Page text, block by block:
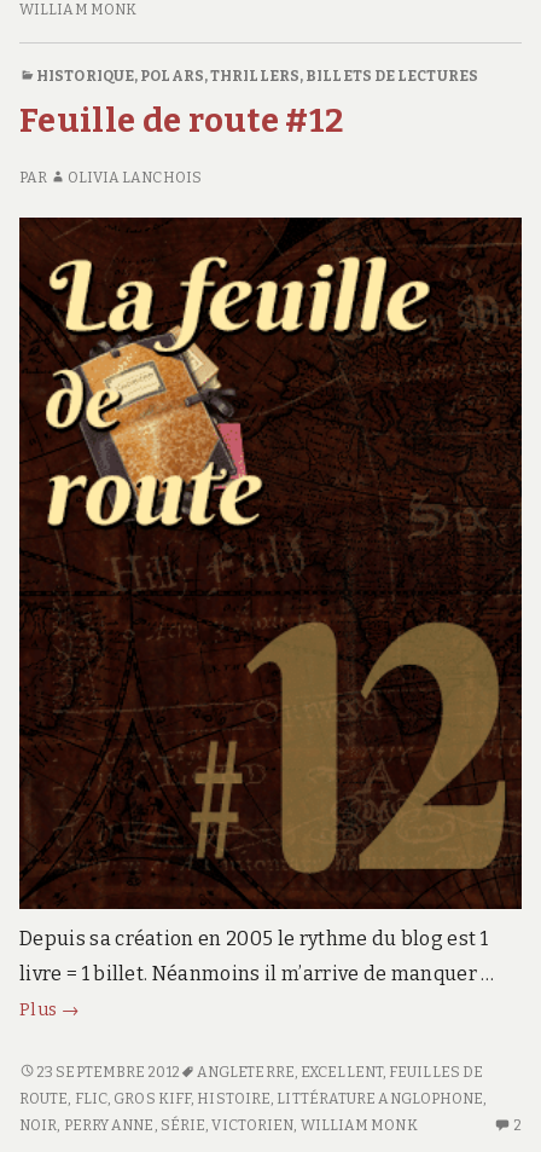
BLEU
WILLIAM MONK
HISTORIQUE, POLARS, THRILLERS, BILLETS DE LECTURES
Feuille de route #12
PAR OLIVIA LANCHOIS
Depuis sa création en 2005 le rythme du blog est 1
livre = 1 billet. Néanmoins il m’arrive de manquer …
Plus Feuille
route
#12
→
FEUILLE
DE
ROUTE
23 SEPTEMBRE 2012 ANGLETERRE EXCELLENT, FEUILLES DE
ROUTE FLIC GROS KIFF, HISTOIRE LITTÉRATURE ANGLOPHONE
NOIR PERRY ANNE SÉRIE ,VICTORIEN WILLIAM MONK 2